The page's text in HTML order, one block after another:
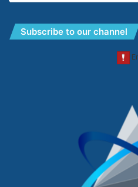
Subscribe to our channel